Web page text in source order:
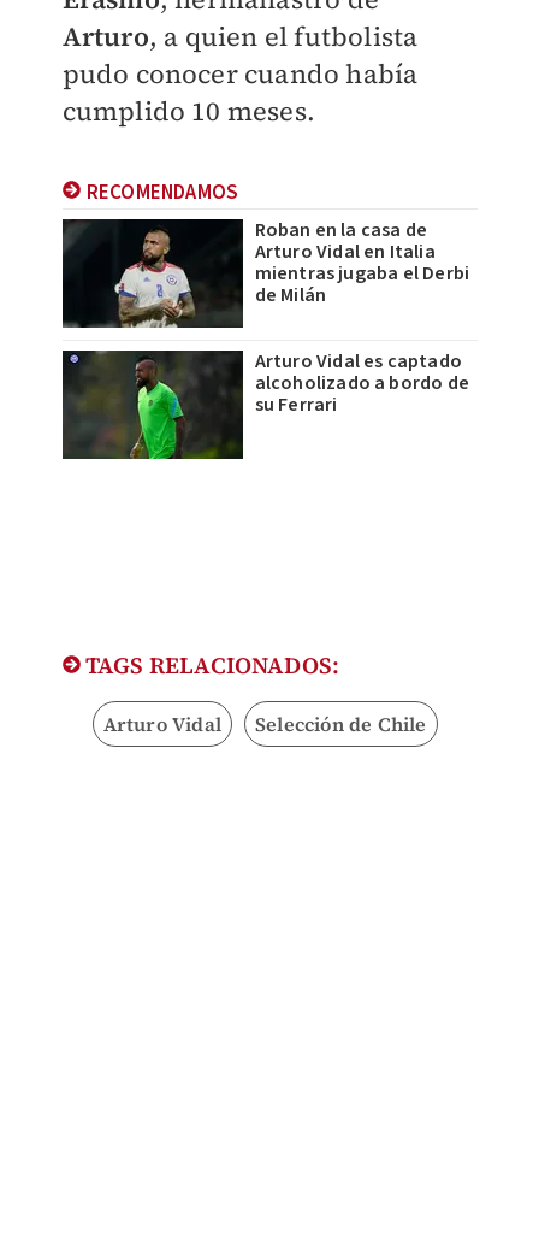
Arturo, a quien el futbolista
pudo conocer cuando había
cumplido 10 meses.
RECOMENDAMOS
Roban en la casa de
Arturo Vidal en Italia
mientras jugaba el Derbi
de Milán
Arturo Vidal es captado
alcoholizado a bordo de
su Ferrari
TAGS RELACIONADOS:
Arturo Vidal Selección de Chile